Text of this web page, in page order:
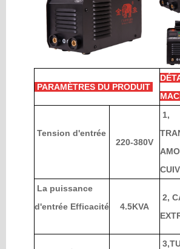
Avantage
R&D Capabilities
Viens avec nous.
PARAMÈTRES DU PRODUIT
Tension d'entrée
220-380V
1,
La puissance
d'entrée Efficacité
4.5KVA
2,